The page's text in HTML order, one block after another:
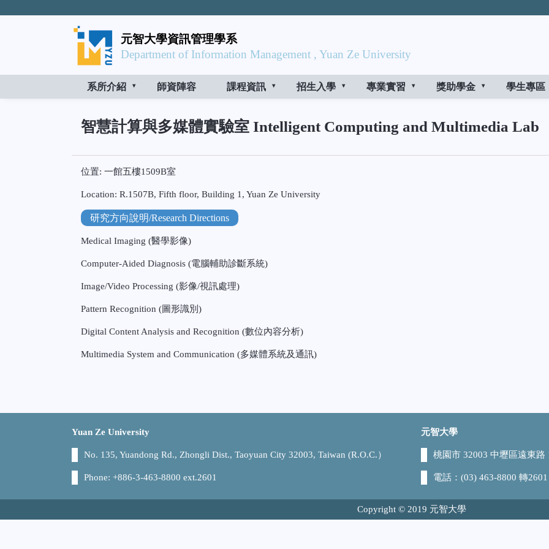
元智大學資訊管理學系
Department of Information Management , Yuan Ze University
系所介紹 師資陣容 課程資訊 招生入學 專業實習 獎助學金 學生專區
智慧計算與多媒體實驗室 Intelligent Computing and Multimedia Lab
位置: 一館五樓1509B室
Location: R.1507B, Fifth floor, Building 1, Yuan Ze University
研究方向說明/Research Directions
Medical Imaging (醫學影像)
Computer-Aided Diagnosis (電腦輔助診斷系統)
Image/Video Processing (影像/視訊處理)
Pattern Recognition (圖形識別)
Digital Content Analysis and Recognition (數位內容分析)
Multimedia System and Communication (多媒體系統及通訊)
Yuan Ze University
No. 135, Yuandong Rd., Zhongli Dist., Taoyuan City 32003, Taiwan (R.O.C.）
Phone: +886-3-463-8800 ext.2601
元智大學
桃園市 32003 中壢區遠東路
電話：(03) 463-8800 轉2601
Copyright © 2019 元智大學